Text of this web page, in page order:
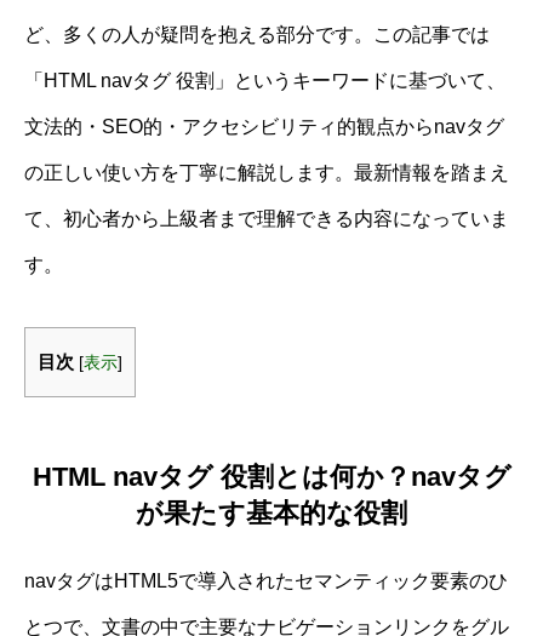
ど、多くの人が疑問を抱える部分です。この記事では
「HTML navタグ 役割」というキーワードに基づいて、
文法的・SEO的・アクセシビリティ的観点からnavタグ
の正しい使い方を丁寧に解説します。最新情報を踏まえ
て、初心者から上級者まで理解できる内容になっていま
す。
目次 [表示]
HTML navタグ 役割とは何か？navタグ
が果たす基本的な役割
navタグはHTML5で導入されたセマンティック要素のひ
とつで、文書の中で主要なナビゲーションリンクをグル